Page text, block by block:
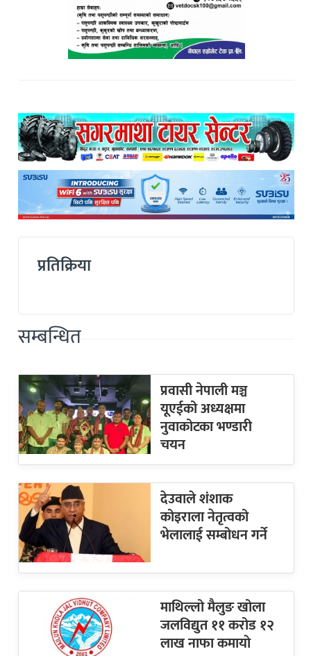
प्रतिक्रिया
सम्बन्धित
प्रवासी नेपाली मञ्च
यूएईको अध्यक्षमा
नुवाकोटका भण्डारी
चयन
देउवाले शंशाक
कोइराला नेतृत्वको
भेलालाई सम्बोधन गर्ने
माथिल्लो मैलुङ खोला
जलविद्युत ११ करोड १२
लाख नाफा कमायाे